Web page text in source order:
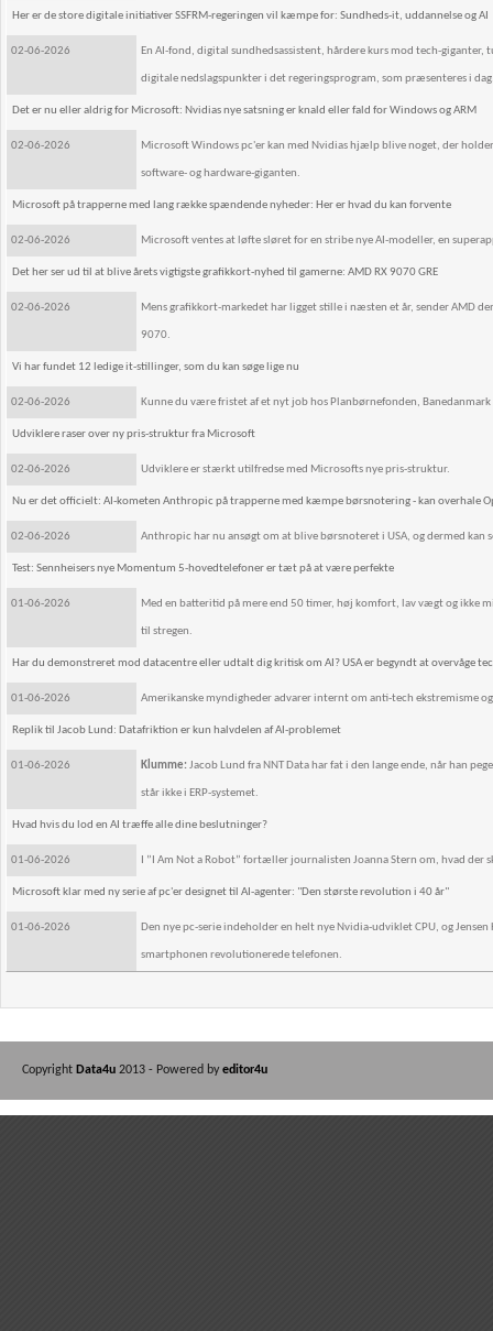
Her er de store digitale initiativer SSFRM-regeringen vil kæmpe for: Sundheds-it, uddannelse og AI
02-06-2026 En AI-fond, digital sundhedsassistent, hårdere kurs mod tech-
digitale nedslagspunkter i det regeringsprogram, som præsenteres i
Det er nu eller aldrig for Microsoft: Nvidias nye satsning er knald eller fald for Windows og ARM
02-06-2026 Microsoft Windows pc'er kan med Nvidias hjælp blive noget, der
software- og hardware-giganten.
Microsoft på trapperne med lang række spændende nyheder: Her er hvad du kan forvente
02-06-2026 Microsoft ventes at løfte sløret for en stribe nye AI-modeller, en
Det her ser ud til at blive årets vigtigste grafikkort-nyhed til gamerne: AMD RX 9070 GRE
02-06-2026 Mens grafikkort-markedet har ligget stille i næsten et år, sender AMD
9070.
Vi har fundet 12 ledige it-stillinger, som du kan søge lige nu
02-06-2026 Kunne du være fristet af et nyt job hos Planbørnefonden,
Udviklere raser over ny pris-struktur fra Microsoft
02-06-2026 Udviklere er stærkt utilfredse med Microsofts nye pris-struktur.
Nu er det officielt: AI-kometen Anthropic på trapperne med kæmpe børsnotering - kan overhale
02-06-2026 Anthropic har nu ansøgt om at blive børsnoteret i USA, og dermed
Test: Sennheisers nye Momentum 5-hovedtelefoner er tæt på at være perfekte
01-06-2026 Med en batteritid på mere end 50 timer, høj komfort, lav vægt og ikke
til stregen.
Har du demonstreret mod datacentre eller udtalt dig kritisk om AI? USA er begyndt at overvåge
01-06-2026 Amerikanske myndigheder advarer internt om anti-tech ekstremisme
Replik til Jacob Lund: Datafriktion er kun halvdelen af AI-problemet
01-06-2026 Klumme:Jacob Lund fra NNT Data har fat i den lange ende, når han
står ikke i ERP-systemet.
Hvad hvis du lod en AI træffe alle dine beslutninger?
01-06-2026 I ”I Am Not a Robot” fortæller journalisten Joanna Stern om, hvad
Microsoft klar med ny serie af pc'er designet til AI-agenter: "Den største revolution i 40 år"
01-06-2026 Den nye pc-serie indeholder en helt nye Nvidia-udviklet CPU, og
smartphonen revolutionerede telefonen.
Copyright Data4u 2013 - Powered by editor4u